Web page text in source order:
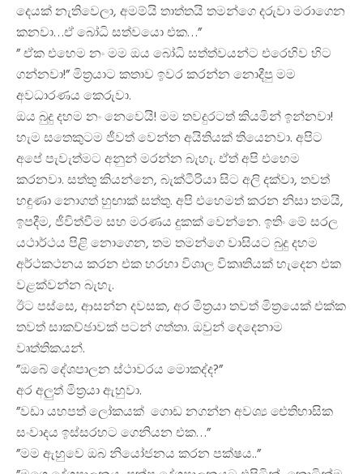
දෙයක් නැතිවෙලා, අමම්යි තාත්තයි තමන්ගෙ දරුවා මරාගෙන
කනවා…ඒ බෝධි සත්වයො එක…”
” ඒක එහෙම නං මම ඔය බෝධි සත්ත්වයන්ට එරෙහිව හිට
ගන්නවා!” මිත්‍රයාට කතාව ඉවර කරන්න නොදීපු මම
අවධාරණය කෙරුවා.
ඔය බුදු දහම නං නෙවෙයි! මම තවදුරටත් කියමින් ඉන්නවා!
හැම සතෙකුටම ජීවත් වෙන්න අයිතියක් තියෙනවා. අපිට
අපේ පැවැත්මට අනුන් මරන්න බැහැ. ඒත් අපි එහෙම
කරනවා. සත්තු කියන්නෙ, බැක්ටීරියා සිට අලි දක්වා, තවත්
හඳුණා නොගත් හුඟාක් සත්තු. අපි එහෙමත් කරන නිසා තමයි,
ඉපදීම, ජීවිත්වීම සහ මරණය දුකක් වෙන්නෙ. ඉතිං මේ සරල
යථාර්ථය පිළි නොගෙන, තම තමන්ගෙ වාසියට බුදු දහම
අර්ථකථනය කරන එක හරහා විශාල විකෘතියක් හැදෙන එක
වළක්වන්න බැහැ.
ඊට පස්සෙ, ආසන්න දවසක, අර මිත්‍රයා තවත් මිත්‍රයෙක් එක්ක
තවත් සාකච්ඡාවක් පටන් ගත්තා. ඔවුන් දෙදෙනාම
වෘත්තිකයන්.
”ඔබේ දේශපාලන ස්ථාවරය මොකද්ද?”
අර අලුත් මිත්‍රයා ඇහුවා.
”වඩා යහපත් ලෝකයක් ගොඩ නගන්න අවශ්‍ය ඓතිහාසික
සංවාදය ඉස්සරහට ගෙනියන එක…”
”මම ඇහුවෙ ඔබ නියෝජනය කරන පක්ෂය..”